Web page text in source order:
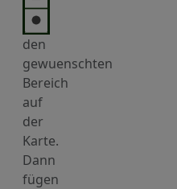
den
gewuenschten
Bereich
auf
der
Karte.
Dann
fügen